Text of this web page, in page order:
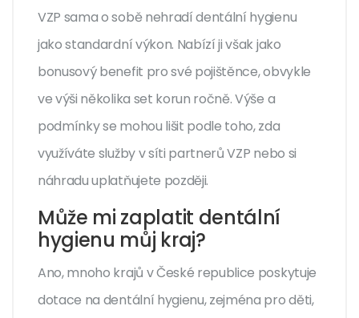
VZP sama o sobě nehradí dentální hygienu
jako standardní výkon. Nabízí ji však jako
bonusový benefit pro své pojištěnce, obvykle
ve výši několika set korun ročně. Výše a
podmínky se mohou lišit podle toho, zda
využíváte služby v síti partnerů VZP nebo si
náhradu uplatňujete později.
Může mi zaplatit dentální
hygienu můj kraj?
Ano, mnoho krajů v České republice poskytuje
dotace na dentální hygienu, zejména pro děti,